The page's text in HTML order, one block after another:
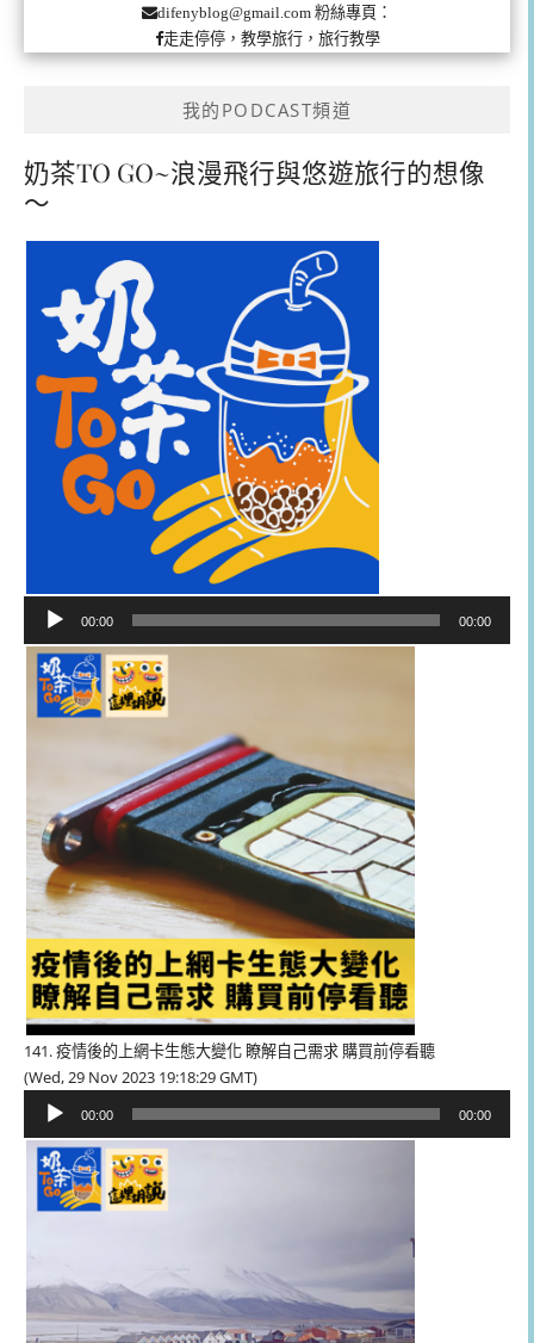
difenyblog@gmail.com 粉絲專頁：
走走停停，教學旅行，旅行教學
我的PODCAST頻道
奶茶TO GO~浪漫飛行與悠遊旅行的想像
～
播
器
00:00 00:00
141. 疫情後的上網卡生態大變化 瞭解自己需求 購買前停看聽
(Wed, 29 Nov 2023 19:18:29 GMT)
播
器
00:00 00:00